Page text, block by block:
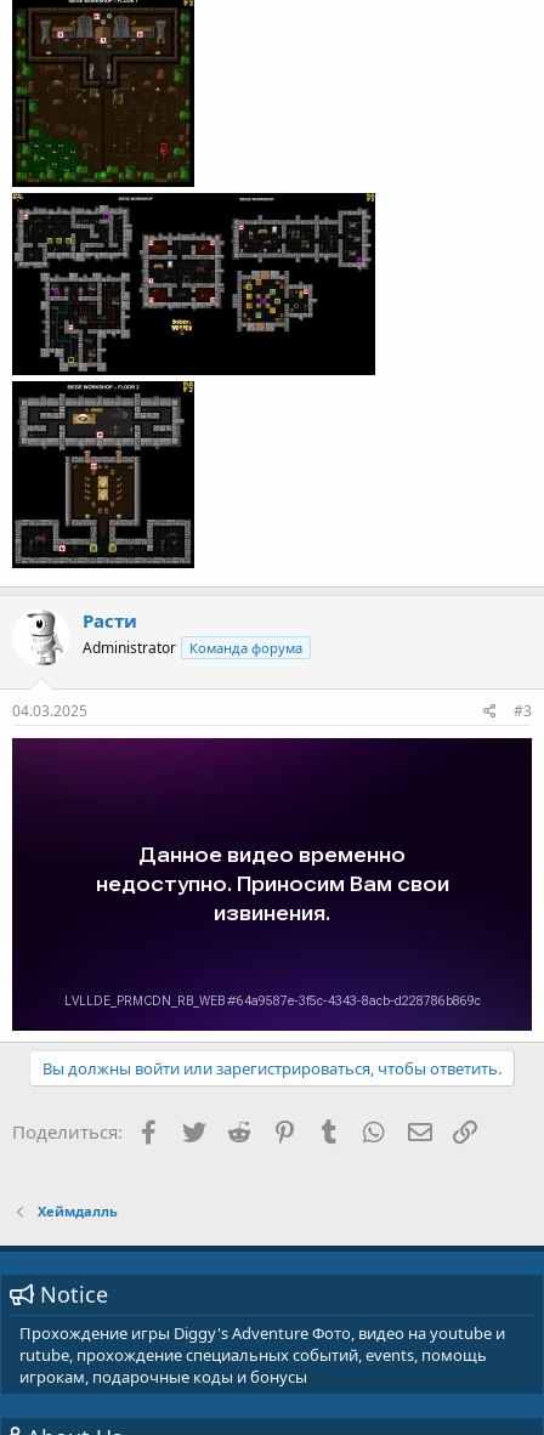
Расти
Administrator Команда форума
04.03.2025 #3
Вы должны войти или зарегистрироваться, чтобы ответить.
Поделиться: Facebook
Twitter Reddit PinterestTumblr WhatsApp
E-mail
Хеймдалль
Notice
Прохождение игры Diggy's Adventure Фото, видео на youtube и
rutube, прохождение специальных событий, events, помощь
игрокам, подарочные коды и бонусы